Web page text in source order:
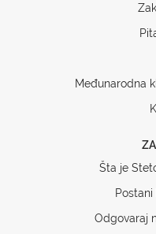
Međunarodna
Šta je
Odgovaraj